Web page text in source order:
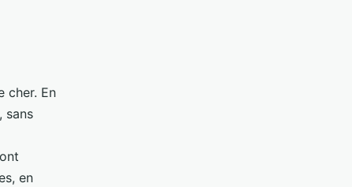
cher. En
sans
en